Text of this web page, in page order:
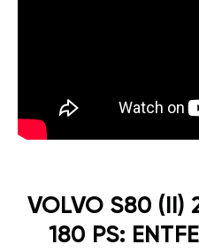
VOLVO S80 (II)
180 PS: